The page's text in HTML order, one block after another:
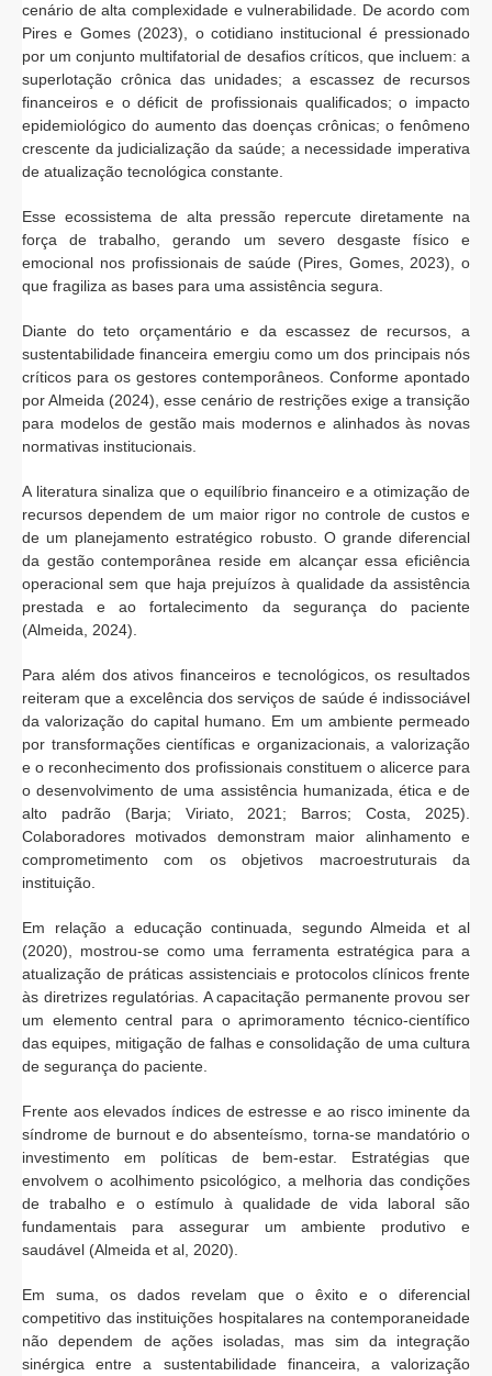
cenário de alta complexidade e vulnerabilidade. De acordo com
Pires e Gomes (2023), o cotidiano institucional é pressionado
por um conjunto multifatorial de desafios críticos, que incluem: a
superlotação crônica das unidades; a escassez de recursos
financeiros e o déficit de profissionais qualificados; o impacto
epidemiológico do aumento das doenças crônicas; o fenômeno
crescente da judicialização da saúde; a necessidade imperativa
de atualização tecnológica constante.
Esse ecossistema de alta pressão repercute diretamente na
força de trabalho, gerando um severo desgaste físico e
emocional nos profissionais de saúde (Pires, Gomes, 2023), o
que fragiliza as bases para uma assistência segura.
Diante do teto orçamentário e da escassez de recursos, a
sustentabilidade financeira emergiu como um dos principais nós
críticos para os gestores contemporâneos. Conforme apontado
por Almeida (2024), esse cenário de restrições exige a transição
para modelos de gestão mais modernos e alinhados às novas
normativas institucionais.
A literatura sinaliza que o equilíbrio financeiro e a otimização de
recursos dependem de um maior rigor no controle de custos e
de um planejamento estratégico robusto. O grande diferencial
da gestão contemporânea reside em alcançar essa eficiência
operacional sem que haja prejuízos à qualidade da assistência
prestada e ao fortalecimento da segurança do paciente
(Almeida, 2024).
Para além dos ativos financeiros e tecnológicos, os resultados
reiteram que a excelência dos serviços de saúde é indissociável
da valorização do capital humano. Em um ambiente permeado
por transformações científicas e organizacionais, a valorização
e o reconhecimento dos profissionais constituem o alicerce para
o desenvolvimento de uma assistência humanizada, ética e de
alto padrão (Barja; Viriato, 2021; Barros; Costa, 2025).
Colaboradores motivados demonstram maior alinhamento e
comprometimento com os objetivos macroestruturais da
instituição.
Em relação a educação continuada, segundo Almeida et al
(2020), mostrou-se como uma ferramenta estratégica para a
atualização de práticas assistenciais e protocolos clínicos frente
às diretrizes regulatórias. A capacitação permanente provou ser
um elemento central para o aprimoramento técnico-científico
das equipes, mitigação de falhas e consolidação de uma cultura
de segurança do paciente.
Frente aos elevados índices de estresse e ao risco iminente da
síndrome de burnout e do absenteísmo, torna-se mandatório o
investimento em políticas de bem-estar. Estratégias que
envolvem o acolhimento psicológico, a melhoria das condições
de trabalho e o estímulo à qualidade de vida laboral são
fundamentais para assegurar um ambiente produtivo e
saudável (Almeida et al, 2020).
Em suma, os dados revelam que o êxito e o diferencial
competitivo das instituições hospitalares na contemporaneidade
não dependem de ações isoladas, mas sim da integração
sinérgica entre a sustentabilidade financeira, a valorização